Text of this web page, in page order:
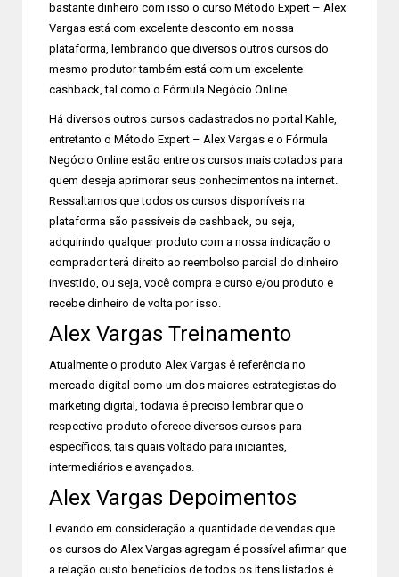
bastante dinheiro com isso o curso Método Expert – Alex
Vargas está com excelente desconto em nossa
plataforma, lembrando que diversos outros cursos do
mesmo produtor também está com um excelente
cashback, tal como o Fórmula Negócio Online.
Há diversos outros cursos cadastrados no portal Kahle,
entretanto o Método Expert – Alex Vargas e o Fórmula
Negócio Online estão entre os cursos mais cotados para
quem deseja aprimorar seus conhecimentos na internet.
Ressaltamos que todos os cursos disponíveis na
plataforma são passíveis de cashback, ou seja,
adquirindo qualquer produto com a nossa indicação o
comprador terá direito ao reembolso parcial do dinheiro
investido, ou seja, você compra e curso e/ou produto e
recebe dinheiro de volta por isso.
Alex Vargas Treinamento
Atualmente o produto Alex Vargas é referência no
mercado digital como um dos maiores estrategistas do
marketing digital, todavia é preciso lembrar que o
respectivo produto oferece diversos cursos para
específicos, tais quais voltado para iniciantes,
intermediários e avançados.
Alex Vargas Depoimentos
Levando em consideração a quantidade de vendas que
os cursos do Alex Vargas agregam é possível afirmar que
a relação custo benefícios de todos os itens listados é